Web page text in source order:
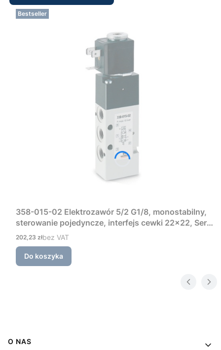
Bestseller
358-015-02 Elektrozawór 5/2 G1/8, monostabilny,
sterowanie pojedyncze, interfejs cewki 22×22, Seria
3 Camozzi
Cena
202,23 złbez VAT
Do koszyka
Linki w stopce
O NAS